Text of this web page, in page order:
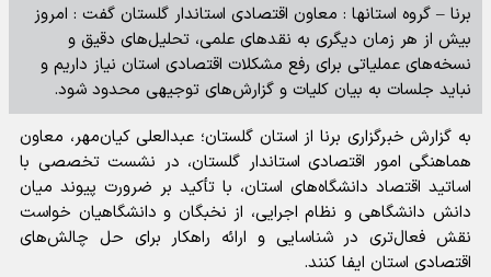
برنا – گروه استانها : معاون اقتصادی استاندار گلستان گفت : امروز
بیش از هر زمان دیگری به نقدهای علمی، تحلیل‌های دقیق و
نسخه‌های عملیاتی برای رفع مشکلات اقتصادی استان نیاز داریم و
نباید جلسات به بیان کلیات و گزارش‌های توجیهی محدود شود.
به گزارش خبرگزاری برنا از استان گلستان؛ عبدالعلی کیان‌مهر، معاون
هماهنگی امور اقتصادی استاندار گلستان، در نشست تخصصی با
اساتید اقتصاد دانشگاه‌های استان، با تأکید بر ضرورت پیوند میان
دانش دانشگاهی و نظام اجرایی، از نخبگان و دانشگاهیان خواست
نقش فعال‌تری در شناسایی و ارائه راهکار برای حل چالش‌های
اقتصادی استان ایفا کنند.